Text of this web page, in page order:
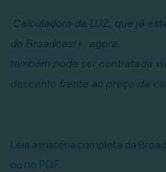
Calculadora da LUZ, que já
do Broadcast+, agora,
também pode ser contratada
desconto frente ao preço da
Leia a matéria completa da
ou no PDF.